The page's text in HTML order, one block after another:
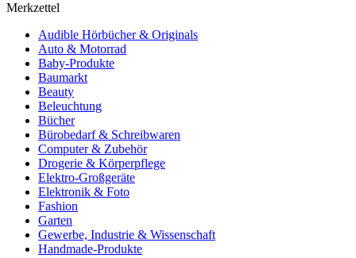
Merkzettel
Audible Hörbücher & Originals
Auto & Motorrad
Baby-Produkte
Baumarkt
Beauty
Beleuchtung
Bücher
Bürobedarf & Schreibwaren
Computer & Zubehör
Drogerie & Körperpflege
Elektro-Großgeräte
Elektronik & Foto
Fashion
Garten
Gewerbe, Industrie & Wissenschaft
Handmade-Produkte